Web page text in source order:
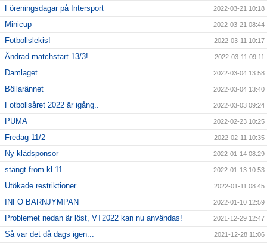
Föreningsdagar på Intersport 2022-03-21 10:18
Minicup 2022-03-21 08:44
Fotbollslekis! 2022-03-11 10:17
Ändrad matchstart 13/3! 2022-03-11 09:11
Damlaget 2022-03-04 13:58
Böllarännet 2022-03-04 13:40
Fotbollsåret 2022 är igång.. 2022-03-03 09:24
PUMA 2022-02-23 10:25
Fredag 11/2 2022-02-11 10:35
Ny klädsponsor 2022-01-14 08:29
stängt from kl 11 2022-01-13 10:53
Utökade restriktioner 2022-01-11 08:45
INFO BARNJYMPAN 2022-01-10 12:59
Problemet nedan är löst, VT2022 kan nu användas! 2021-12-29 12:47
Så var det då dags igen... 2021-12-28 11:06